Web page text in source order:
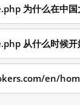
为什么在中国
从什么时候开
en/